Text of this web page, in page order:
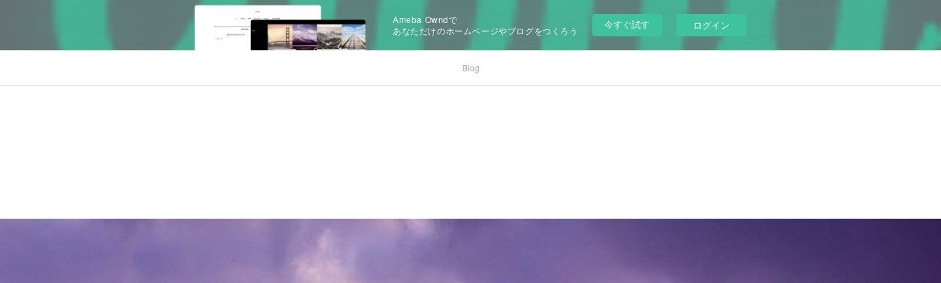
Ameba Owndで
あなただけのホームページやブログをつくろう
今すぐ試す ログイン
Blog